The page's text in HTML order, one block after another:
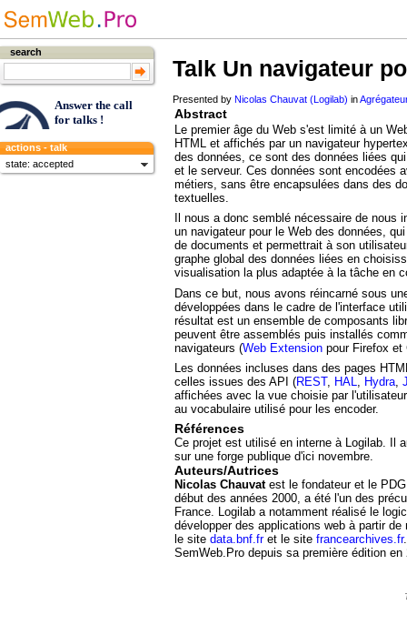
search
Answer the call
for talks !
actions - talk
state: accepted
Talk Un navigateur
Presented byNicolas Chauvat (Logilab) in
Abstract
Le premier âge du Web s'est limité à un
HTML et affichés par un navigateur
des données, ce sont des données liées
et le serveur. Ces données sont encodées
métiers, sans être encapsulées dans des
textuelles.
Il nous a donc semblé nécessaire de nous
un navigateur pour le Web des données,
de documents et permettrait à son
graphe global des données liées en
visualisation la plus adaptée à la tâche en
Dans ce but, nous avons réincarné sous
développées dans le cadre de l'interface
résultat est un ensemble de composants
peuvent être assemblés puis installés
navigateurs (Web Extension pour Firefox et
Les données incluses dans des pages
celles issues des API (REST, HAL, Hydra,
affichées avec la vue choisie par
au vocabulaire utilisé pour les encoder.
Références
Ce projet est utilisé en interne à Logilab. Il
sur une forge publique d'ici novembre.
Auteurs/Autrices
Nicolas Chauvatest le fondateur et le
début des années 2000, a été l'un des
France. Logilab a notamment réalisé le
développer des applications web à partir
le sitedata.bnf.fret le sitefrancearchives.fr
SemWeb.Pro depuis sa première édition en